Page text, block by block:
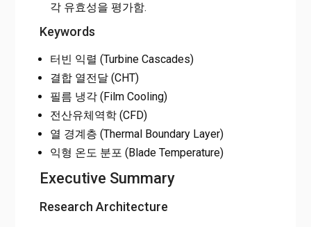
각 유효성을 평가함.
Keywords
터빈 익렬 (Turbine Cascades)
결합 열전달 (CHT)
필름 냉각 (Film Cooling)
전산유체역학 (CFD)
열 경계층 (Thermal Boundary Layer)
익형 온도 분포 (Blade Temperature)
Executive Summary
Research Architecture